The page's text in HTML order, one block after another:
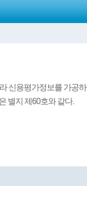
신용평가정보를 가공
별지 제60호와 같다.